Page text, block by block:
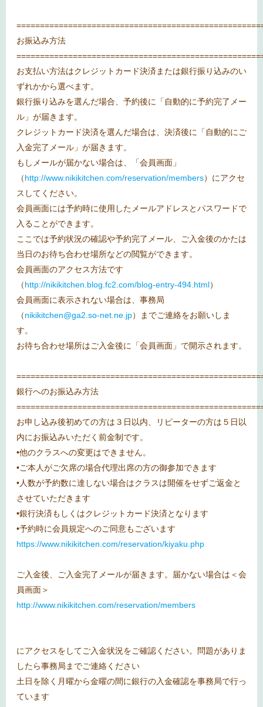
お振込み方法
お支払い方法はクレジットカード決済または銀行振り込みのい
ずれかから選べます。
銀行振り込みを選んだ場合、予約後に「自動的に予約完了メー
ル」が届きます。
クレジットカード決済を選んだ場合は、決済後に「自動的にご
入金完了メール」が届きます。
もしメールが届かない場合は、「会員画面」
（http://www.nikikitchen.com/reservation/members）にアクセ
スしてください。
会員画面には予約時に使用したメールアドレスとパスワードで
入ることができます。
ここでは予約状況の確認や予約完了メール、ご入金後のかたは
当日のお待ち合わせ場所などの閲覧ができます。
会員画面のアクセス方法です
（http://nikikitchen.blog.fc2.com/blog-entry-494.html）
会員画面に表示されない場合は、事務局
（nikikitchen@ga2.so-net.ne.jp）までご連絡をお願いしま
す。
お待ち合わせ場所はご入金後に「会員画面」で開示されます。
銀行へのお振込み方法
お申し込み後初めての方は３日以内、リピーターの方は５日以
内にお振込みいただく前金制です。
•他のクラスへの変更はできません。
•ご本人がご欠席の場合代理出席の方の御参加できます
•人数が予約数に達しない場合はクラスは開催をせずご返金と
させていただきます
•銀行決済もしくはクレジットカード決済となります
•予約時に会員規定へのご同意もございます
https://www.nikikitchen.com/reservation/kiyaku.php
ご入金後、ご入金完了メールが届きます。届かない場合は＜会
員画面＞
http://www.nikikitchen.com/reservation/members
にアクセスをしてご入金状況をご確認ください。問題がありま
したら事務局までご連絡ください
土日を除く月曜から金曜の間に銀行の入金確認を事務局で行っ
ています